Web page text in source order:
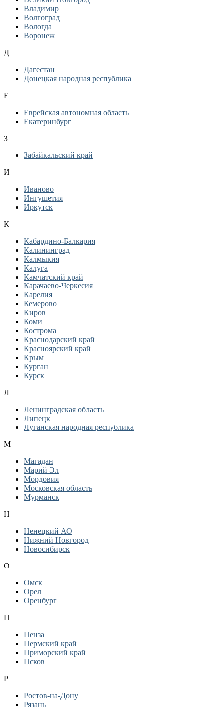
Владимир
Волгоград
Вологда
Воронеж
Д
Дагестан
Донецкая народная республика
Е
Еврейская автономная область
Екатеринбург
З
Забайкальский край
И
Иваново
Ингушетия
Иркутск
К
Кабардино-Балкария
Калининград
Калмыкия
Калуга
Камчатский край
Карачаево-Черкесия
Карелия
Кемерово
Киров
Коми
Кострома
Краснодарский край
Красноярский край
Крым
Курган
Курск
Л
Ленинградская область
Липецк
Луганская народная республика
М
Магадан
Марий Эл
Мордовия
Московская область
Мурманск
Н
Ненецкий АО
Нижний Новгород
Новосибирск
О
Омск
Орел
Оренбург
П
Пенза
Пермский край
Приморский край
Псков
Р
Ростов-на-Дону
Рязань